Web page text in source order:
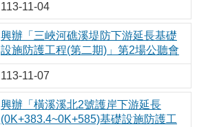
113-11-04
興辦「三峽河礁溪堤防下游延長基礎
設施防護工程(第二期)」第2場公聽會
113-11-07
興辦「橫溪溪北2號護岸下游延長
(0K+383.4~0K+585)基礎設施防護工